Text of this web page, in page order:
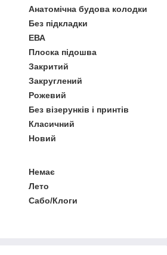
Анатомічна будова колодки
Без підкладки
ЕВА
Плоска підошва
Закритий
Закруглений
Рожевий
Без візерунків і принтів
Класичний
Новий
Немає
Лето
Сабо/Клоги